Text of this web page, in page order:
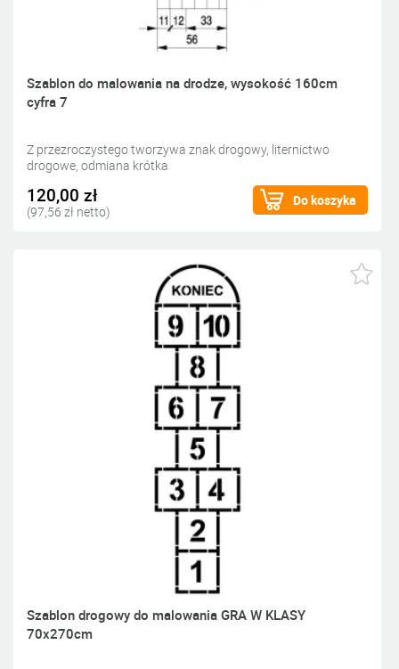
Szablon do malowania na drodze, wysokość 160cm
cyfra 7
Z przezroczystego tworzywa znak drogowy, liternictwo
drogowe, odmiana krótka
120,00 zł
(97,56 zł netto)
Do koszyka
Szablon drogowy do malowania GRA W KLASY
70x270cm